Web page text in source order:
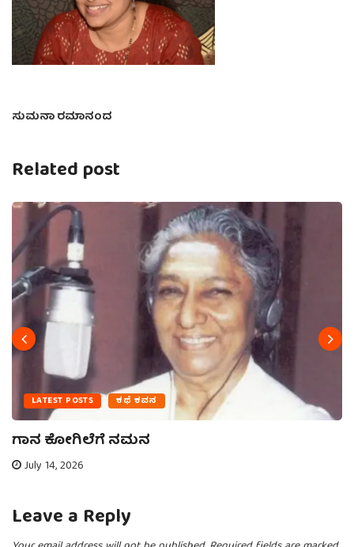
ಸುಮನಾ ರಮಾನಂದ
Related post
LATEST POSTS ಕಥೆ ಕವನ
ಗಾನ ಕೋಗಿಲೆಗೆ ನಮನ
July 14, 2026
Leave a Reply